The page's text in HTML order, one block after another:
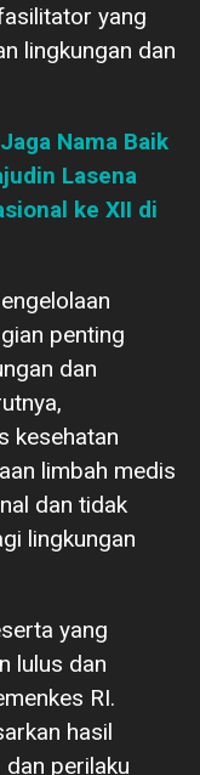
yang
lingkungan dan
Nama Baik
Lasena
ke XII di
penting
dan
kesehatan
limbah medis
dan tidak
lingkungan
yang
lulus dan
RI.
hasil
perilaku